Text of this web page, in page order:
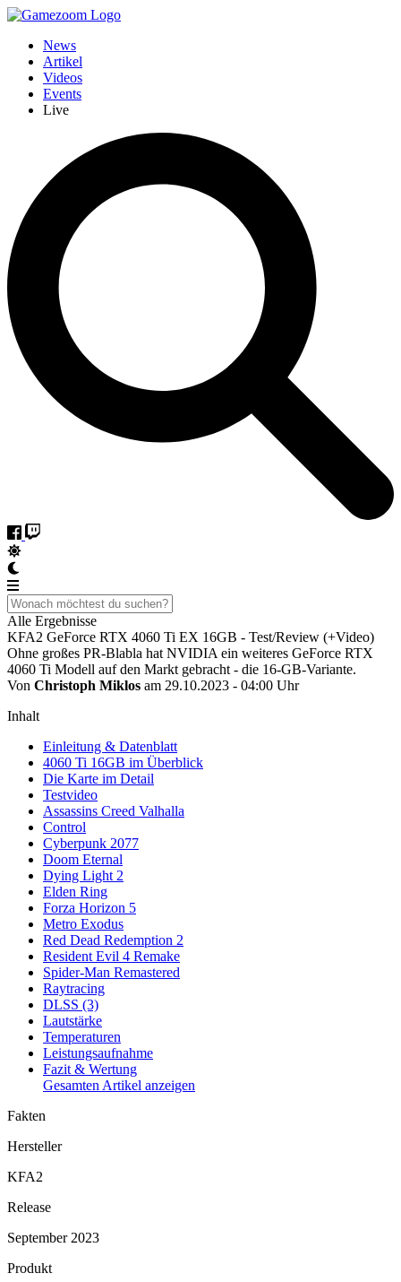
News
Artikel
Videos
Events
Live
Alle Ergebnisse
KFA2 GeForce RTX 4060 Ti EX 16GB - Test/Review (+Video)
Ohne großes PR-Blabla hat NVIDIA ein weiteres GeForce RTX
4060 Ti Modell auf den Markt gebracht - die 16-GB-Variante.
Von Christoph Miklos am 29.10.2023 - 04:00 Uhr
Inhalt
Einleitung & Datenblatt
4060 Ti 16GB im Überblick
Die Karte im Detail
Testvideo
Assassins Creed Valhalla
Control
Cyberpunk 2077
Doom Eternal
Dying Light 2
Elden Ring
Forza Horizon 5
Metro Exodus
Red Dead Redemption 2
Resident Evil 4 Remake
Spider-Man Remastered
Raytracing
DLSS (3)
Lautstärke
Temperaturen
Leistungsaufnahme
Fazit & Wertung
Gesamten Artikel anzeigen
Fakten
Hersteller
KFA2
Release
September 2023
Produkt